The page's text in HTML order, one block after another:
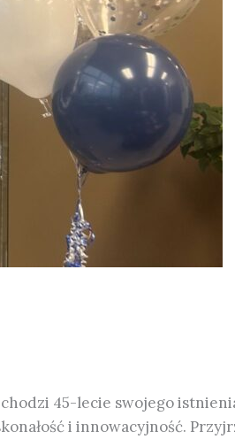
45-lecie swojego
i innowacyjność.